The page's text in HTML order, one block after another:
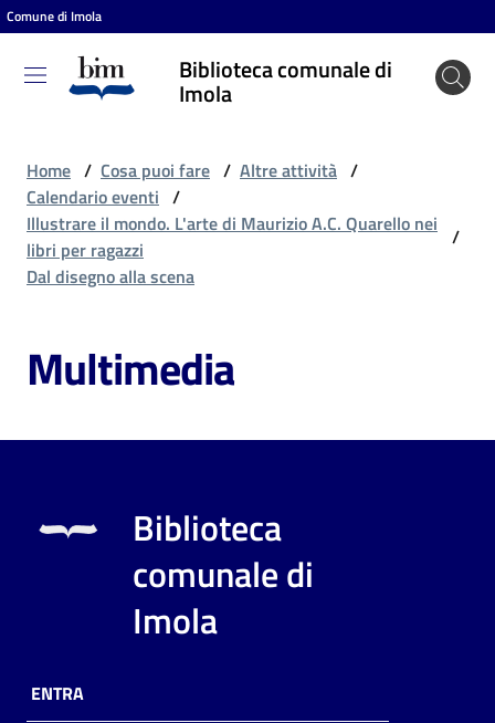
Vai al contenuto
Vai alla navigazione
Vai al footer
Comune di Imola
Biblioteca comunale di
Imola
Biblioteca
comunale
Entra
puoi
fare
contenuti
Home / Cosa puoi fare / Altre attività /
Calendario eventi /
Illustrare il mondo. L'arte di Maurizio A.C. Quarello nei
libri per ragazzi
/
Dal disegno alla scena
Multimedia
Biblioteca
comunale di
Imola
ENTRA